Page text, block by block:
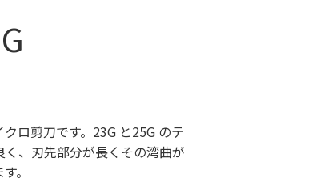
ロ剪刀です。23G と25G のテ
、刃先部分が長くその湾曲が
。